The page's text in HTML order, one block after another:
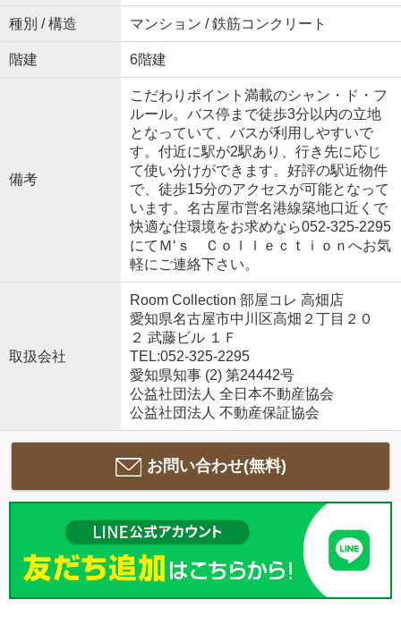
種別 / 構造 マンション / 鉄筋コンクリート
階建 6階建
備考
こだわりポイント満載のシャン・ド・フ
ルール。バス停まで徒歩3分以内の立地
となっていて、バスが利用しやすいで
す。付近に駅が2駅あり、行き先に応じ
て使い分けができます。好評の駅近物件
で、徒歩15分のアクセスが可能となって
います。名古屋市営名港線築地口近くで
快適な住環境をお求めなら052-325-2295
にてＭ‘ｓ Ｃｏｌｌｅｃｔｉｏｎへお気
軽にご連絡下さい。
取扱会社
Room Collection 部屋コレ 高畑店
愛知県名古屋市中川区高畑２丁目２０
２ 武藤ビル １Ｆ
TEL:052-325-2295
愛知県知事 (2) 第24442号
公益社団法人 全日本不動産協会
公益社団法人 不動産保証協会
お問い合わせ(無料)